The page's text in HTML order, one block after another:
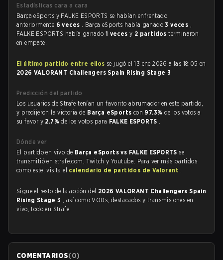
Estadísticas cara a cara
Barça eSports y FALKE ESPORTS se habían enfrentado
anteriormente 6 veces . Barça eSports había ganado3 veces ,
FALKE ESPORTS había ganado 1 vecesy 2 partidosterminaron
en empate.
El último partido entre ellos se jugó el 13 ene 2026 a las 18:05 en
2026 VALORANT Challengers Spain Rising Stage 3
Predicción del partido
Los usuarios de Strafe tenían un favorito abrumador en este partido,
y predijeron la victoria de Barça eSports con 97.3% de los votos a
su favor y 2.7%de los votos para FALKE ESPORTS .
Dónde ver
El partido en vivo de Barça eSports vs FALKE ESPORTS se
transmitió en strafe.com, Twitch y Youtube. Para ver más partidos
como este, visita el calendario de partidos de Valorant .
Sigue el resto de la acción del 2026 VALORANT Challengers Spain
Rising Stage 3 , así como VODs, destacados y transmisiones en
vivo, todo en Strafe.
COMENTARIOS(0)